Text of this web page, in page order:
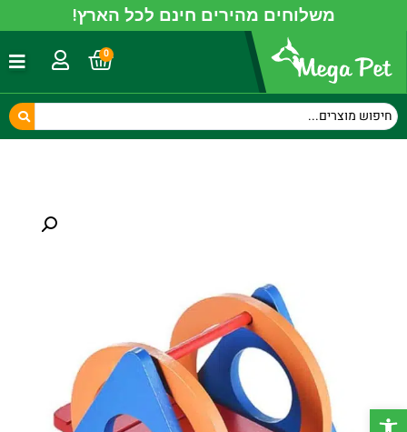
פתח סרגל נגישות
משלוחים מהירים חינם לכל הארץ!
0